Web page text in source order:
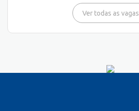
Ver todas as vagas